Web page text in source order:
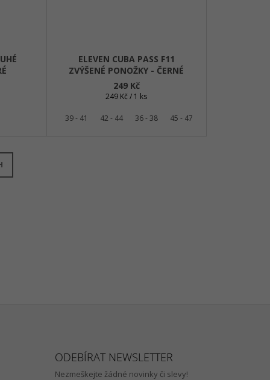
ELEVEN CUBA PASS F11
ZVÝŠENÉ PONOŽKY - ČERNÉ
249 Kč
Měrná
249 Kč / 1 ks
39 - 41 42 - 44 36 - 38 45 - 47
ODEBÍRAT NEWSLETTER
Nezmeškejte žádné novinky či slevy!